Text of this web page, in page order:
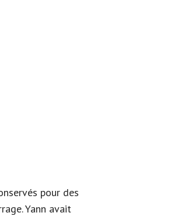
pour des
Yann avait